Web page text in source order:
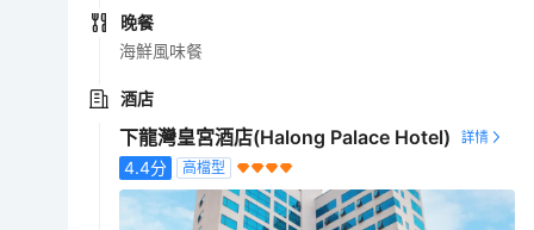
晚餐
海鮮風味餐
酒店
下龍灣皇宮酒店(Halong Palace Hotel)
4.4分 高檔型